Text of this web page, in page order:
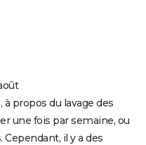
propos du lavage des
une fois par semaine, ou
il y a des